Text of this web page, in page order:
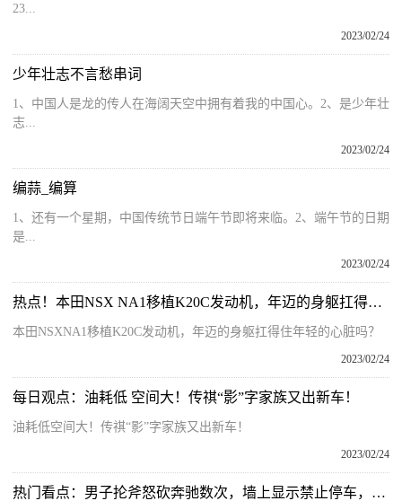
23...
2023/02/24
少年壮志不言愁串词
1、中国人是龙的传人在海阔天空中拥有着我的中国心。2、是少年壮
志...
2023/02/24
编蒜_编算
1、还有一个星期，中国传统节日端午节即将来临。2、端午节的日期
是...
2023/02/24
热点！本田NSX NA1移植K20C发动机，年迈的身躯扛得住年轻的心脏吗？
本田NSXNA1移植K20C发动机，年迈的身躯扛得住年轻的心脏吗？
2023/02/24
每日观点：油耗低 空间大！传祺“影”字家族又出新车！
油耗低空间大！传祺“影”字家族又出新车！
2023/02/24
热门看点：男子抡斧怒砍奔驰数次，墙上显示禁止停车，警方：系医疗费用纠纷，其酒后上门打砸